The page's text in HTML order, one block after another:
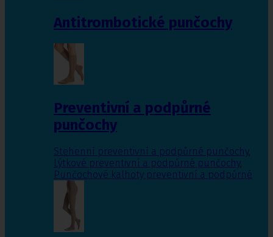
Antitrombotické punčochy
Preventivní a podpůrné
punčochy
Stehenní preventivní a podpůrné punčochy,
Lýtkové preventivní a podpůrné punčochy,
Punčochové kalhoty preventivní a podpůrné